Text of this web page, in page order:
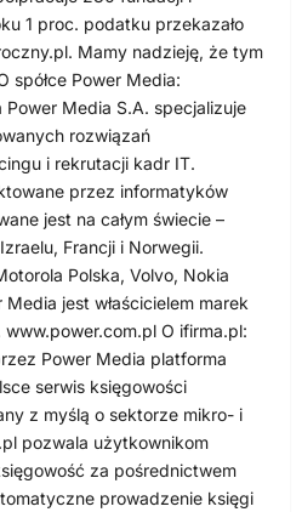
1 proc. podatku przekazało
Mamy nadzieję, że tym
spółce Power Media:
Power Media S.A. specjalizuje
rozwiązań
i rekrutacji kadr IT.
przez informatyków
jest na całym świecie –
Francji i Norwegii.
Polska, Volvo, Nokia
jest właścicielem marek
O ifirma.pl:
Power Media platforma
serwis księgowości
z myślą o sektorze mikro- i
pozwala użytkownikom
za pośrednictwem
prowadzenie księgi